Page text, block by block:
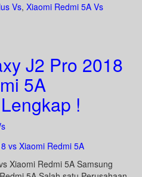
Vs, Xiaomi Redmi 5A Vs
J2 Pro 2018
5A
!
Xiaomi Redmi 5A Samsung